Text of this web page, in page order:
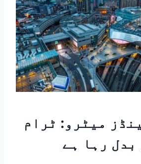
میٹرو: ٹرام
بدل رہا ہے